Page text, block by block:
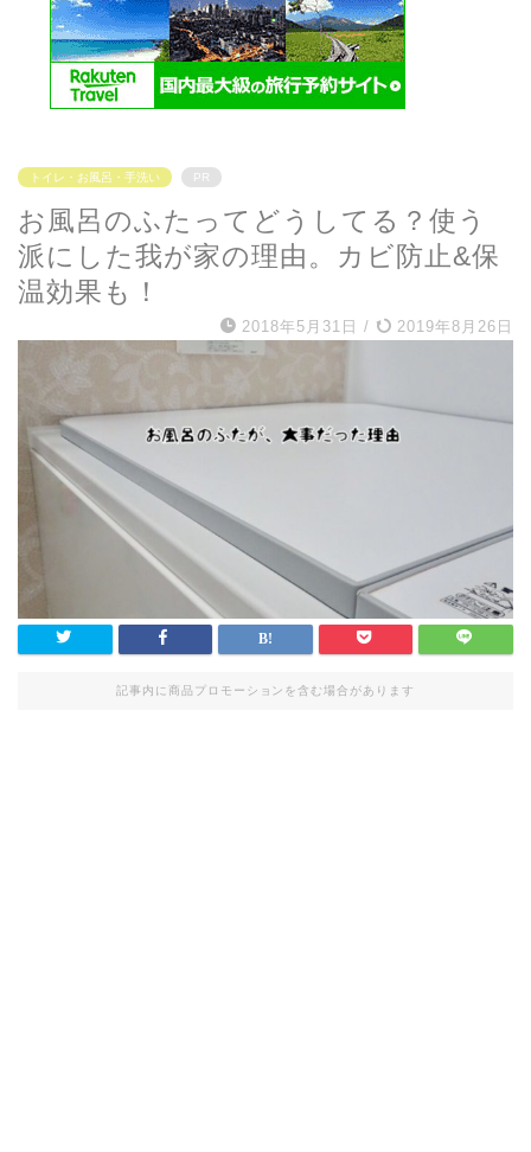
トイレ・お風呂・手洗い PR
お風呂のふたってどうしてる？使う
派にした我が家の理由。カビ防止&保
温効果も！
2018年5月31日 / 2019年8月26日
記事内に商品プロモーションを含む場合があります